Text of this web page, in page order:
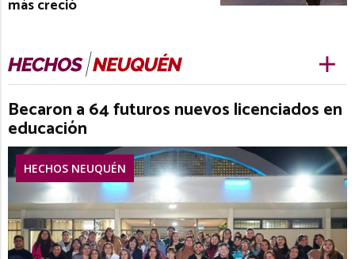
más creció
Becaron a 64 futuros nuevos licenciados en
educación
HECHOS NEUQUÉN